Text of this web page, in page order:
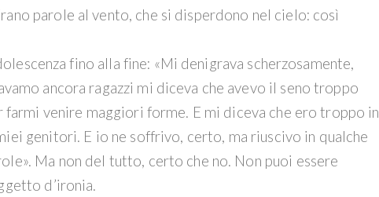
parole al vento, che si disperdono nel cielo: così
fino alla fine: «Mi denigrava scherzosamente,
ancora ragazzi mi diceva che avevo il seno troppo
venire maggiori forme. E mi diceva che ero troppo in
genitori. E io ne soffrivo, certo, ma riuscivo in qualche
Ma non del tutto, certo che no. Non puoi essere
d’ironia.